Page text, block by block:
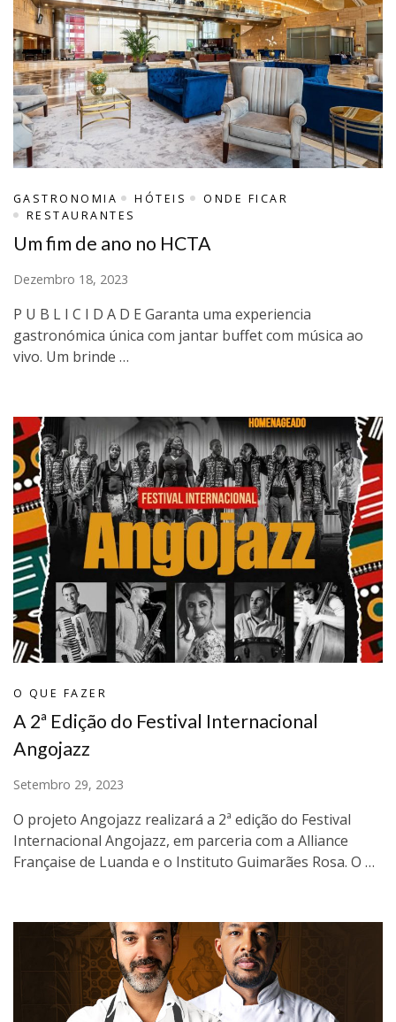
GASTRONOMIA HÓTEIS
ONDE FICAR
RESTAURANTES
Um fim de ano no HCTA
Dezembro 18, 2023
P U B L I C I D A D E Garanta uma experiencia
gastronómica única com jantar buffet com música ao
vivo. Um brinde …
O QUE FAZER
A 2ª Edição do Festival Internacional
Angojazz
Setembro 29, 2023
O projeto Angojazz realizará a 2ª edição do Festival
Internacional Angojazz, em parceria com a Alliance
Française de Luanda e o Instituto Guimarães Rosa. O …